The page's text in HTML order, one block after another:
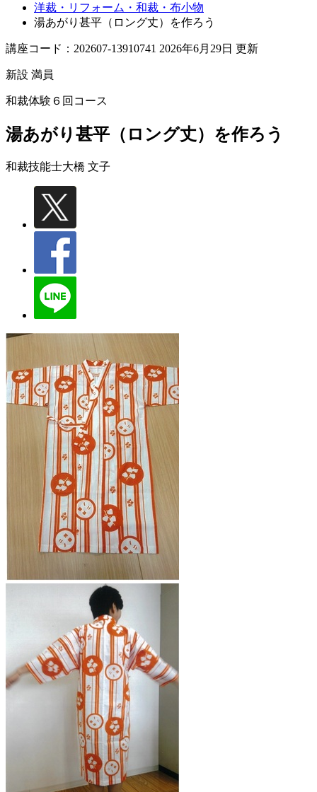
洋裁・リフォーム・和裁・布小物
湯あがり甚平（ロング丈）を作ろう
講座コード：202607-13910741 2026年6月29日 更新
新設 満員
和裁体験６回コース
湯あがり甚平（ロング丈）を作ろう
和裁技能士大橋 文子